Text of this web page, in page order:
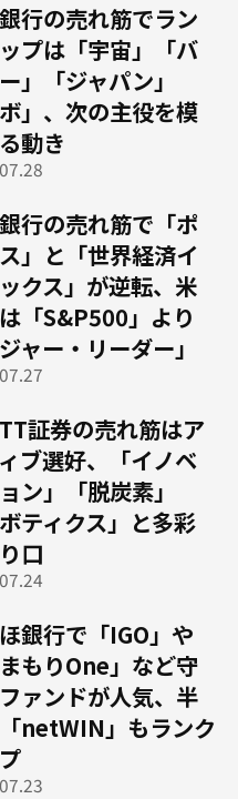
行の売れ筋でラン
プは「宇宙」「バ
」「ジャパン」
ボ」、次の主役を模
動き
行の売れ筋で「ポ
」と「世界経済イ
クス」が逆転、米
「S&P500」より
ジャー・リーダー」
証券の売れ筋はア
ブ選好、「イノベ
ン」「脱炭素」
ボティクス」と多彩
口
銀行で「IGO」や
まもりOne」など守
ァンドが人気、半
netWIN」もランク